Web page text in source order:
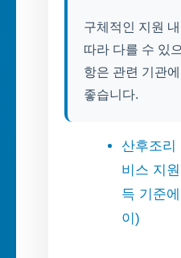
구체적인 지원
따라 다를 수 있
항은 관련 기관
좋습니다.
산후조리
비스 지
득 기준
이)